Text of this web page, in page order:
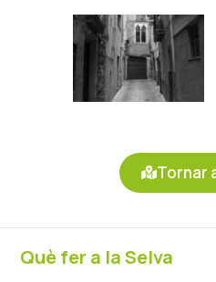
Tornar
Què fer a la Selva